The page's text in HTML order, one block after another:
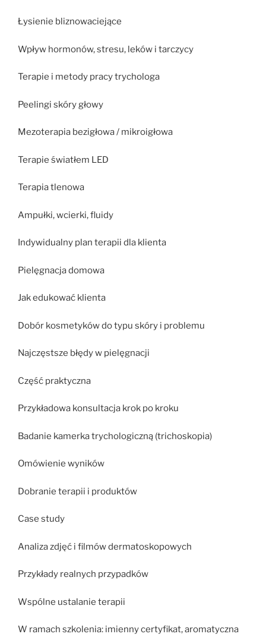
Łysienie bliznowaciejące
Wpływ hormonów, stresu, leków i tarczycy
Terapie i metody pracy trychologa
Peelingi skóry głowy
Mezoterapia bezigłowa / mikroigłowa
Terapie światłem LED
Terapia tlenowa
Ampułki, wcierki, fluidy
Indywidualny plan terapii dla klienta
Pielęgnacja domowa
Jak edukować klienta
Dobór kosmetyków do typu skóry i problemu
Najczęstsze błędy w pielęgnacji
Część praktyczna
Przykładowa konsultacja krok po kroku
Badanie kamerka trychologiczną (trichoskopia)
Omówienie wyników
Dobranie terapii i produktów
Case study
Analiza zdjęć i filmów dermatoskopowych
Przykłady realnych przypadków
Wspólne ustalanie terapii
W ramach szkolenia: imienny certyfikat, aromatyczna